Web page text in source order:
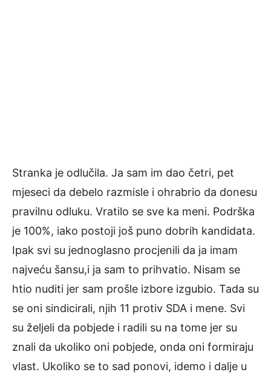
Stranka je odlučila. Ja sam im dao četri, pet
mjeseci da debelo razmisle i ohrabrio da donesu
pravilnu odluku. Vratilo se sve ka meni. Podrška
je 100%, iako postoji još puno dobrih kandidata.
Ipak svi su jednoglasno procjenili da ja imam
najveću šansu,i ja sam to prihvatio. Nisam se
htio nuditi jer sam prošle izbore izgubio. Tada su
se oni sindicirali, njih 11 protiv SDA i mene. Svi
su željeli da pobjede i radili su na tome jer su
znali da ukoliko oni pobjede, onda oni formiraju
vlast. Ukoliko se to sad ponovi, idemo i dalje u